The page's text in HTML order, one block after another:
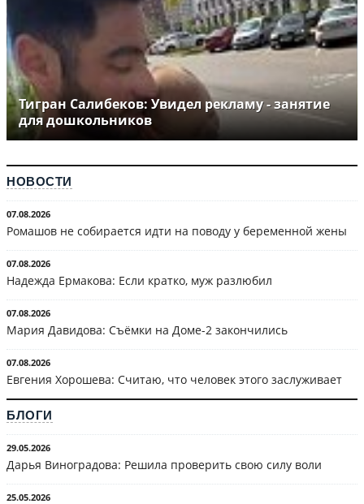
Тигран Салибеков: Увидел рекламу - занятие
для дошкольников
НОВОСТИ
07.08.2026
Ромашов не собирается идти на поводу у беременной жены
07.08.2026
Надежда Ермакова: Если кратко, муж разлюбил
07.08.2026
Мария Давидова: Съёмки на Доме-2 закончились
07.08.2026
Евгения Хорошева: Считаю, что человек этого заслуживает
БЛОГИ
29.05.2026
Дарья Виноградова: Решила проверить свою силу воли
25.05.2026